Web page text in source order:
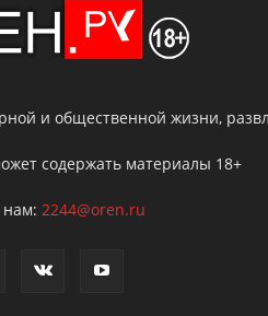
и общественной жизни,
содержать материалы 18+
нам:2244@oren.ru